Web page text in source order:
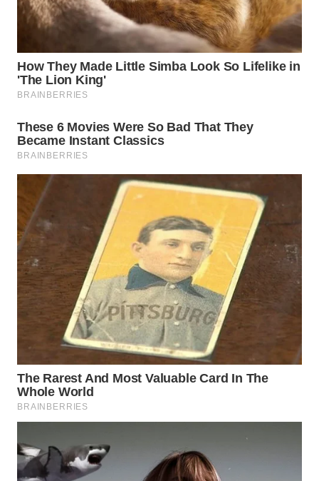
WN
INDRAMAYU
WN
KUNINGAN
MAJALENGKA
SUBANG
WN
SUKABUMI
WN
PURWAKARTA
PRIANGAN
WN
SEMARANG
WN
SOLO